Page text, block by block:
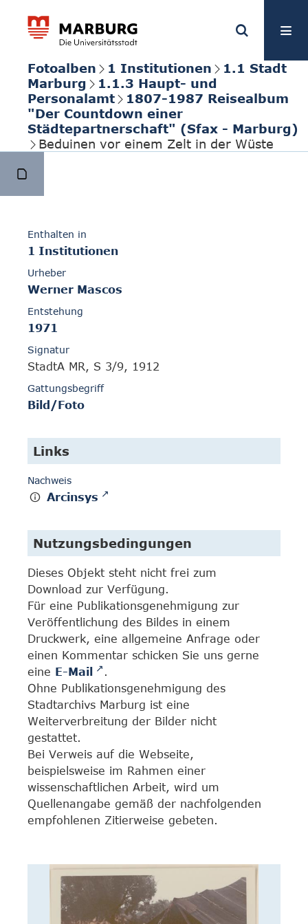
Fotoalben 1 Institutionen
1.1 Stadt
Marburg
1.1.3 Haupt- und
Personalamt
1807-1987 Reisealbum
"Der Countdown einer
Städtepartnerschaft" (Sfax - Marburg)
Beduinen vor einem Zelt in der Wüste
Enthalten in
1 Institutionen
Urheber
Werner Mascos
Entstehung
1971
Signatur
StadtA MR, S 3/9, 1912
Gattungsbegriff
Bild/Foto
Links
Nachweis
Arcinsys
Nutzungsbedingungen
Dieses Objekt steht nicht frei zum
Download zur Verfügung.
Für eine Publikationsgenehmigung zur
Veröffentlichung des Bildes in einem
Druckwerk, eine allgemeine Anfrage oder
einen Kommentar schicken Sie uns gerne
eine E-Mail
.
Ohne Publikationsgenehmigung des
Stadtarchivs Marburg ist eine
Weiterverbreitung der Bilder nicht
gestattet.
Bei Verweis auf die Webseite,
beispielsweise im Rahmen einer
wissenschaftlichen Arbeit, wird um
Quellenangabe gemäß der nachfolgenden
empfohlenen Zitierweise gebeten.